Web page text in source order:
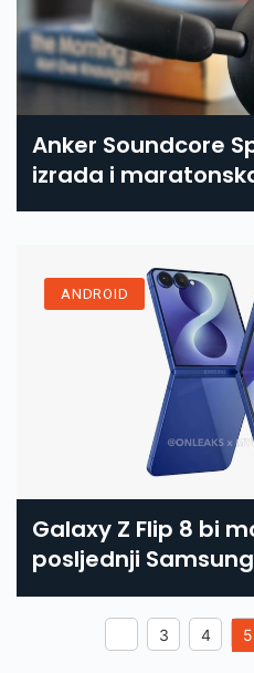
Anker Soundcore
izrada i
razumnoj cijeni
ANDROID
Galaxy Z Flip 8 bi
posljednji
telefon
3 4 5